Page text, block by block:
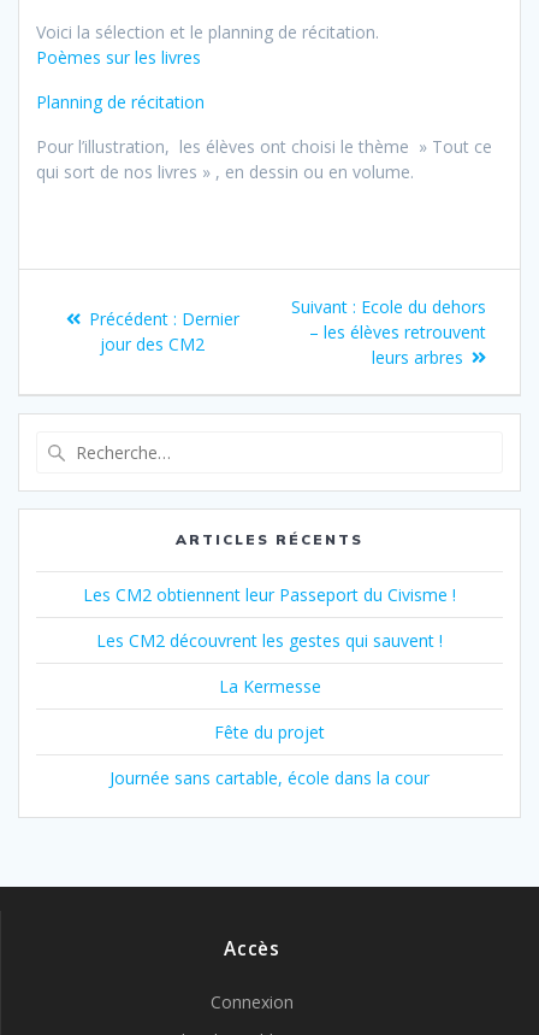
Voici la sélection et le planning de récitation.
Poèmes sur les livres
Planning de récitation
Pour l’illustration, les élèves ont choisi le thème » Tout ce
qui sort de nos livres » , en dessin ou en volume.
l’article
Précédent : Article
précédent
Dernier
jour des CM2
Suivant : Article
suivant
Ecole du dehors
– les élèves retrouvent
leurs arbres
:
ARTICLES RÉCENTS
Les CM2 obtiennent leur Passeport du Civisme !
Les CM2 découvrent les gestes qui sauvent !
La Kermesse
Fête du projet
Journée sans cartable, école dans la cour
Accès
Connexion